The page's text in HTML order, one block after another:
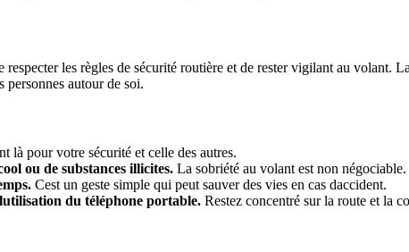
les règles de sécurité routière et de rester vigilant au volant.
personnes autour de soi.
là pour votre sécurité et celle des autres.
ou de substances illicites. La sobriété au volant est non négociable.
Cest un geste simple qui peut sauver des vies en cas daccident.
du téléphone portable. Restez concentré sur la route et la